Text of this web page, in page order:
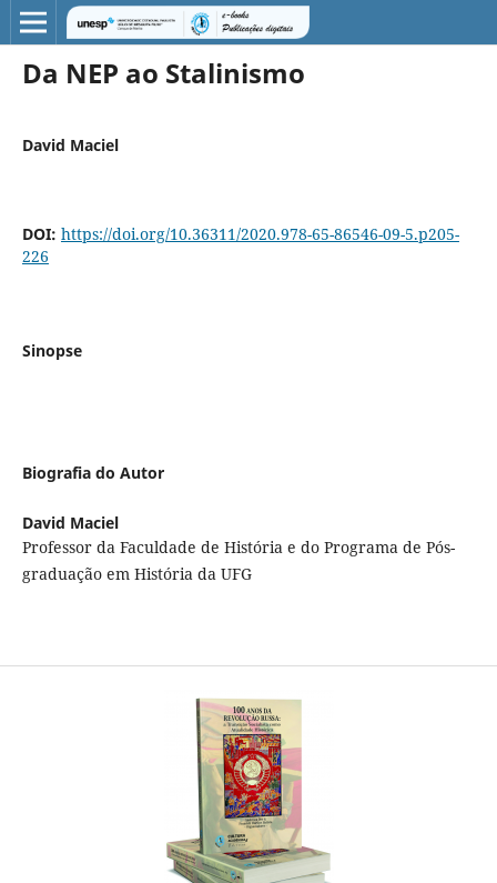
Da NEP ao Stalinismo
David Maciel
DOI: https://doi.org/10.36311/2020.978-65-86546-09-5.p205-
226
Sinopse
Biografia do Autor
David Maciel
Professor da Faculdade de História e do Programa de Pós-
graduação em História da UFG